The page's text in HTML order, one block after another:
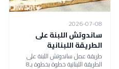
2026-07-08
ساندوتش اللبنة على
الطريقة اللبنانية
طريقة عمل ساندوتش اللبنة على
الطريقة اللبنانية خطوة بخطوة بـ8